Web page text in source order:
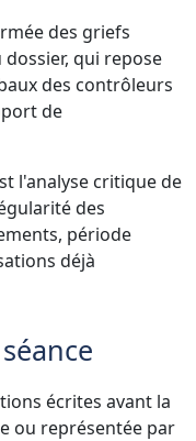
des griefs
dossier, qui repose
des contrôleurs
de
l'analyse critique de
des
période
déjà
écrites avant la
ou représentée par